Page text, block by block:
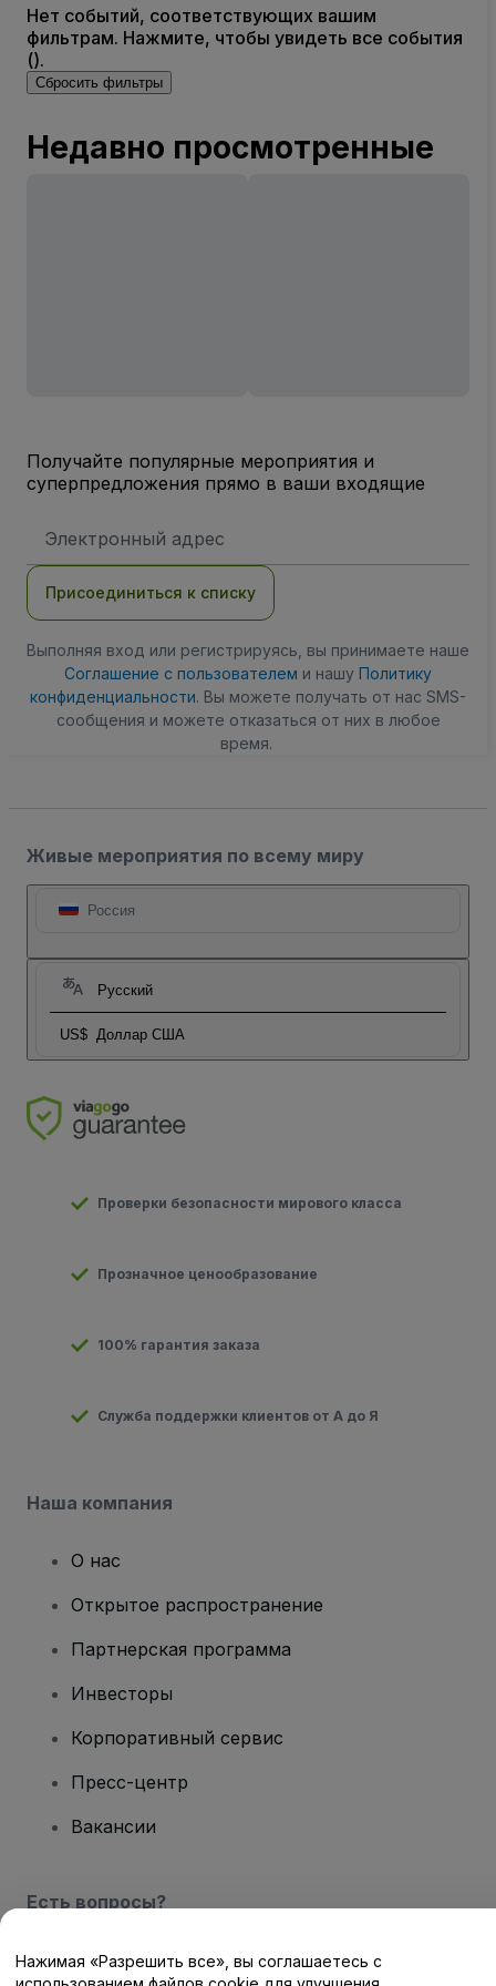
Нет событий, соответствующих вашим
фильтрам. Нажмите, чтобы увидеть все события
().
Сбросить фильтры
Недавно просмотренные
Получайте популярные мероприятия и
суперпредложения прямо в ваши входящие
электронной
Присоединиться к списку
Выполняя вход или регистрируясь, вы принимаете наше
Соглашение с пользователем и нашу Политику
конфиденциальности. Вы можете получать от нас SMS-
сообщения и можете отказаться от них в любое
время.
Живые мероприятия по всему миру
Россия
Русский
US$ Доллар США
Проверки безопасности мирового класса
Прозначное ценообразование
100% гарантия заказа
Служба поддержки клиентов от А до Я
Наша компания
О нас
Открытое распространение
Партнерская программа
Инвесторы
Корпоративный сервис
Пресс-центр
Вакансии
Есть вопросы?
Центр помощи / Свяжитесь с нами
Нажимая «Разрешить все», вы соглашаетесь с